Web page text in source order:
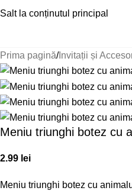
Salt la conținutul principal
Prima pagină Invitații și
Meniu triunghi botez cu
2.99 lei
Meniu triunghi botez cu